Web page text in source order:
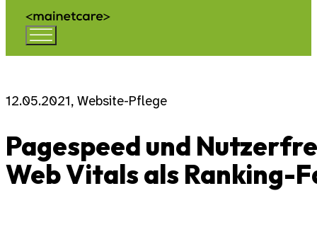
12.05.2021, Website-Pflege
Pagespeed und
Web Vitals als Ranking-